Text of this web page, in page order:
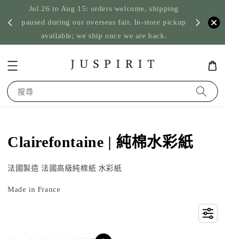
Jul 26 to Aug 15: orders welcome, shipping
paused during our overseas fair. In-store pickup
available; we ship once we are back.
US
搜尋
Clairefontaine | 純棉水彩紙
法國製造 法國高級純棉紙 水彩紙
Made in France